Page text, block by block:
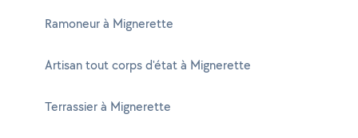
Ramoneur à Mignerette
Artisan tout corps d'état à Mignerette
Terrassier à Mignerette